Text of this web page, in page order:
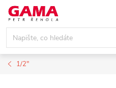
Přejít
obsah
1/2"